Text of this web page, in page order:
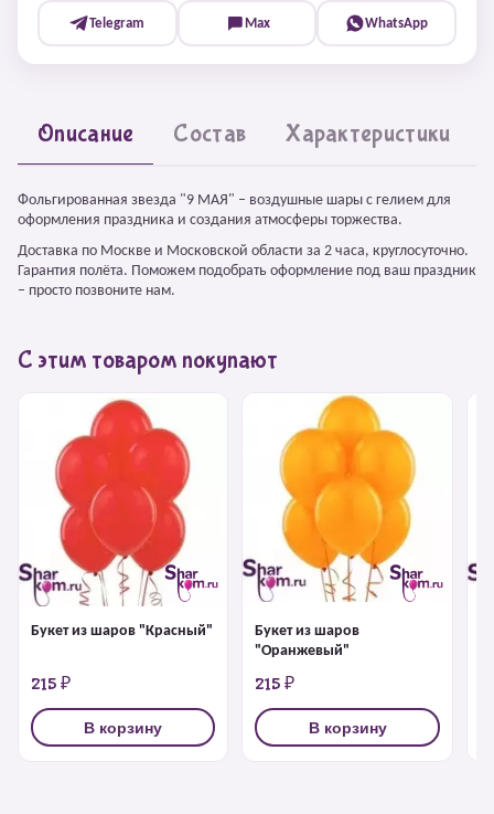
Telegram Max WhatsApp
Описание Состав Характеристики
Фольгированная звезда "9 МАЯ" – воздушные шары с гелием для
оформления праздника и создания атмосферы торжества.
Доставка по Москве и Московской области за 2 часа, круглосуточно.
Гарантия полёта. Поможем подобрать оформление под ваш праздник
– просто позвоните нам.
С этим товаром покупают
Букет из шаров "Красный"
215 ₽
В корзину
Букет из шаров
"Оранжевый"
215 ₽
В корзину